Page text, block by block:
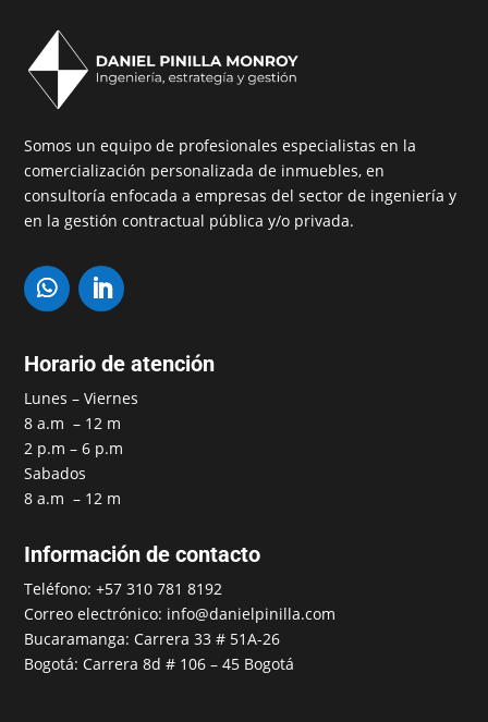
Somos un equipo de profesionales especialistas en la
comercialización personalizada de inmuebles, en
consultoría enfocada a empresas del sector de ingeniería y
en la gestión contractual pública y/o privada.
Horario de atención
Lunes – Viernes
8 a.m – 12 m
2 p.m – 6 p.m
Sabados
8 a.m – 12 m
Información de contacto
Teléfono: +57 310 781 8192
Correo electrónico: info@danielpinilla.com
Bucaramanga: Carrera 33 # 51A-26
Bogotá: Carrera 8d # 106 – 45 Bogotá